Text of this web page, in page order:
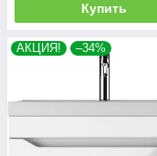
Купить
АКЦИЯ! –34%